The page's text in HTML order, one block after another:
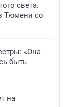
света.
Тюмени со
«Она
быть
на